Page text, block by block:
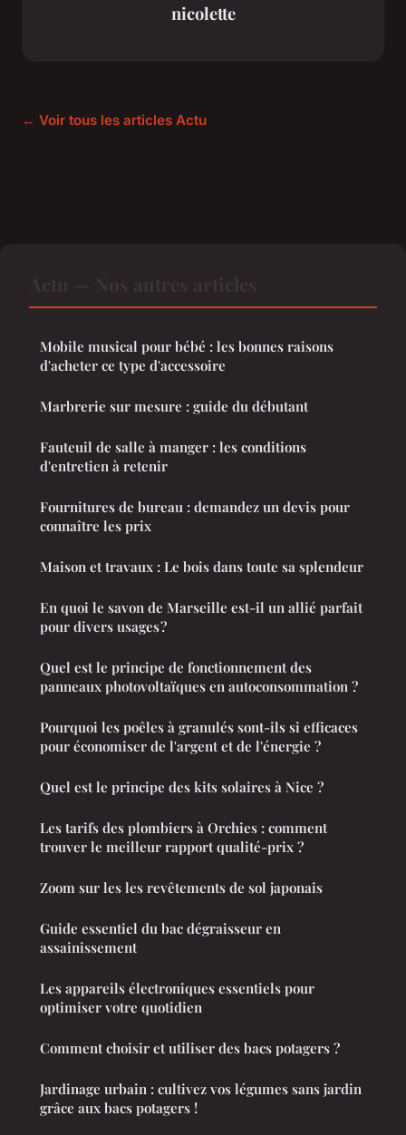
nicolette
← Voir tous les articles Actu
Mobile musical pour bébé : les bonnes raisons
d'acheter ce type d'accessoire
Marbrerie sur mesure : guide du débutant
Fauteuil de salle à manger : les conditions
d'entretien à retenir
Fournitures de bureau : demandez un devis pour
connaître les prix
Maison et travaux : Le bois dans toute sa splendeur
En quoi le savon de Marseille est-il un allié parfait
pour divers usages ?
Quel est le principe de fonctionnement des
panneaux photovoltaïques en autoconsommation ?
Pourquoi les poêles à granulés sont-ils si efficaces
pour économiser de l'argent et de l'énergie ?
Quel est le principe des kits solaires à Nice ?
Les tarifs des plombiers à Orchies : comment
trouver le meilleur rapport qualité-prix ?
Zoom sur les les revêtements de sol japonais
Guide essentiel du bac dégraisseur en
assainissement
Les appareils électroniques essentiels pour
optimiser votre quotidien
Comment choisir et utiliser des bacs potagers ?
Jardinage urbain : cultivez vos légumes sans jardin
grâce aux bacs potagers !